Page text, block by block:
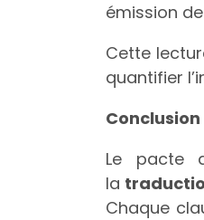
émission
Cette
quantifier
Conclusion
Le pacte
la
Chaque